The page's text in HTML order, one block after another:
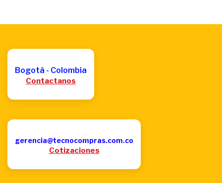
Bogotá - Colombia
Contactanos
gerencia@tecnocompras.com.co
Cotizaciones